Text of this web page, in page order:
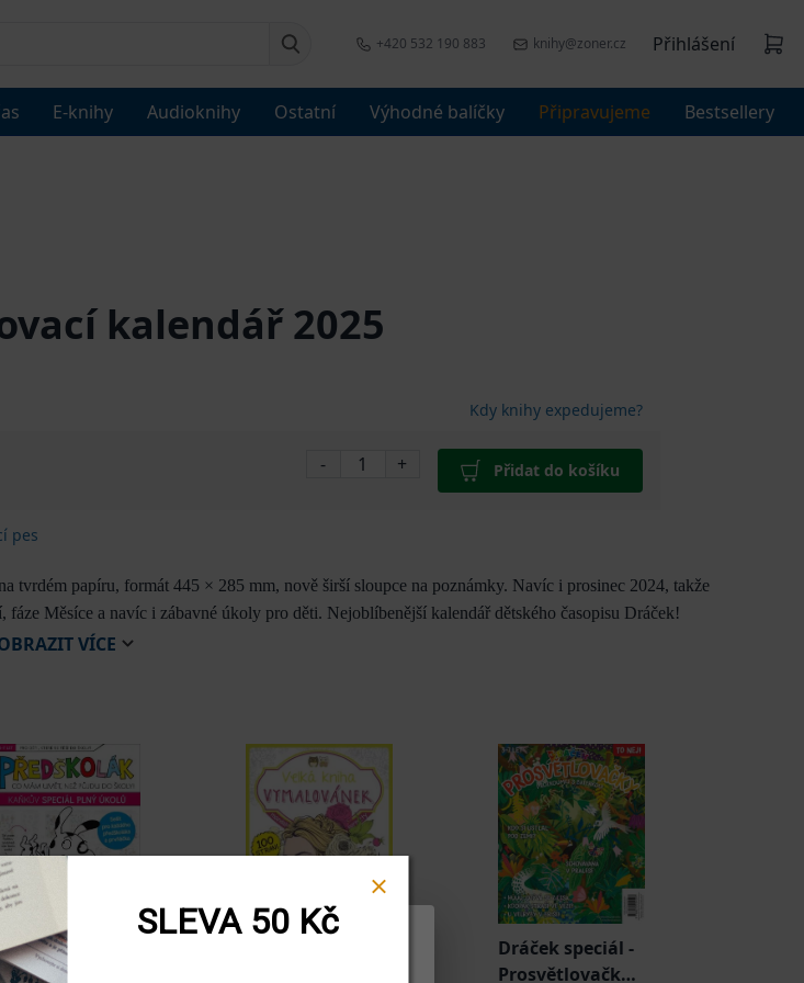
+420 532 190 883 knihy@zoner.cz Přihlášení
E-knihy Audioknihy Ostatní Výhodné balíčky Připravujeme Bestsellery
kalendář 2025
Kdy knihy expedujeme?
- + Přidat do košíku
pes
tvrdém papíru, formát 445 × 285 mm, nově širší sloupce na poznámky. Navíc i prosinec 2024, takže
Měsíce a navíc i zábavné úkoly pro děti. Nejoblíbenější kalendář dětského časopisu Dráček!
VÍCE
Dráček speciál -
Prosvětlovačky:
SLEVA 50 Kč